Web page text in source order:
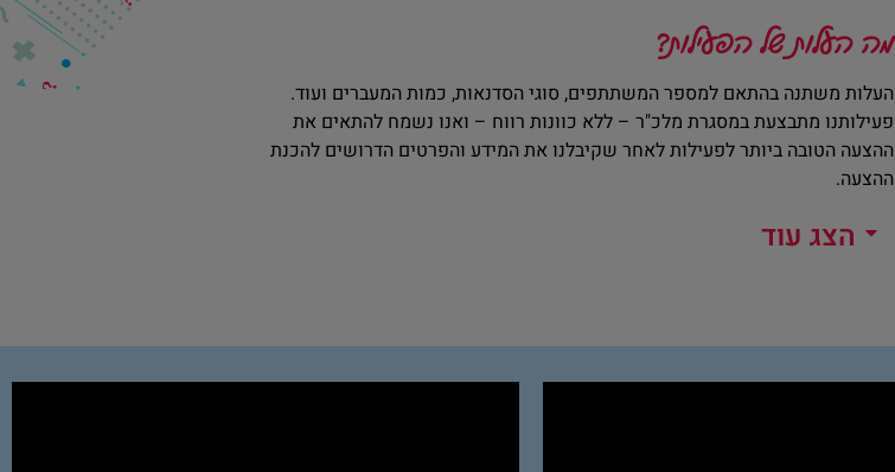
מה העלות של הפעילות?
העלות משתנה בהתאם למספר המשתתפים, סוגי הסדנאות, כמות המעברים ועוד.
פעילותנו מתבצעת במסגרת מלכ"ר – ללא כוונות רווח – ואנו נשמח להתאים את
ההצעה הטובה ביותר לפעילות לאחר שקיבלנו את המידע והפרטים הדרושים להכנת
ההצעה.
הצג עוד